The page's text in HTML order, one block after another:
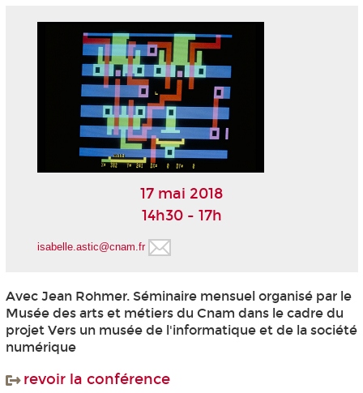
17 mai 2018
14h30 - 17h
isabelle.astic@cnam.fr
Avec Jean Rohmer. Séminaire mensuel organisé par le
Musée des arts et métiers du Cnam dans le cadre du
projet Vers un musée de l'informatique et de la société
numérique
revoir la conférence